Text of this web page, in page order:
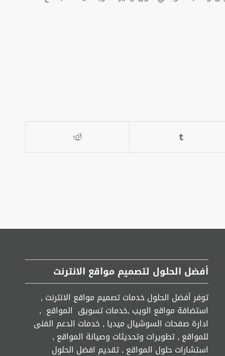
أفضل الحلول لتصميم مواقع الانترنت
توفر أفضل الحلول خدمات تصميم مواقع الانترنت ,
استضافة مواقع الويب ,خدمات تسويق المواقع ,
ادارة صفحات السوشيال ميديا , خدمات الدعم الفنى
للمواقع , تطويرات وتحديثات وصيانة المواقع ,
استشارات حلول المواقع , تقديم افضل الحلول